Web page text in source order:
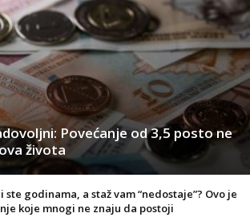
Povećanje od 3,5 posto ne
života
ste godinama, a staž vam “nedostaje”? Ovo je
koje mnogi ne znaju da postoji